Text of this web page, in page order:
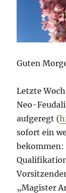
Guten
Letzte
Neo-
aufgeregt (
sofort ein
bekommen:
„Magister